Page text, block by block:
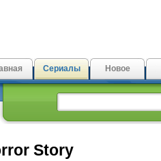
Сериалы Новое
Story